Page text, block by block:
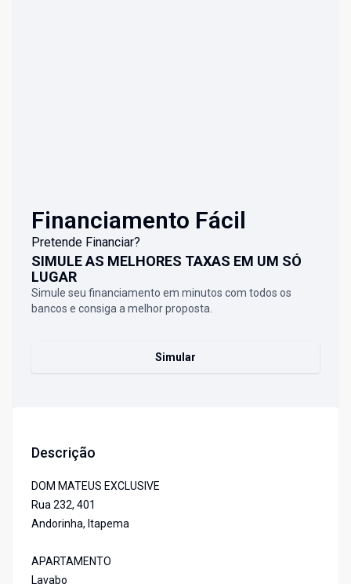
Financiamento Fácil
Pretende Financiar?
SIMULE AS MELHORES TAXAS EM UM SÓ
LUGAR
Simule seu financiamento em minutos com todos os
bancos e consiga a melhor proposta.
Simular
Descrição
DOM MATEUS EXCLUSIVE
Rua 232, 401
Andorinha, Itapema
APARTAMENTO
Lavabo